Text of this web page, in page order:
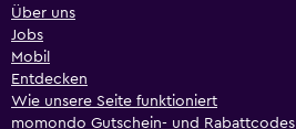
Über uns
Jobs
Mobil
Entdecken
Wie unsere Seite funktioniert
momondo Gutschein- und Rabattcodes